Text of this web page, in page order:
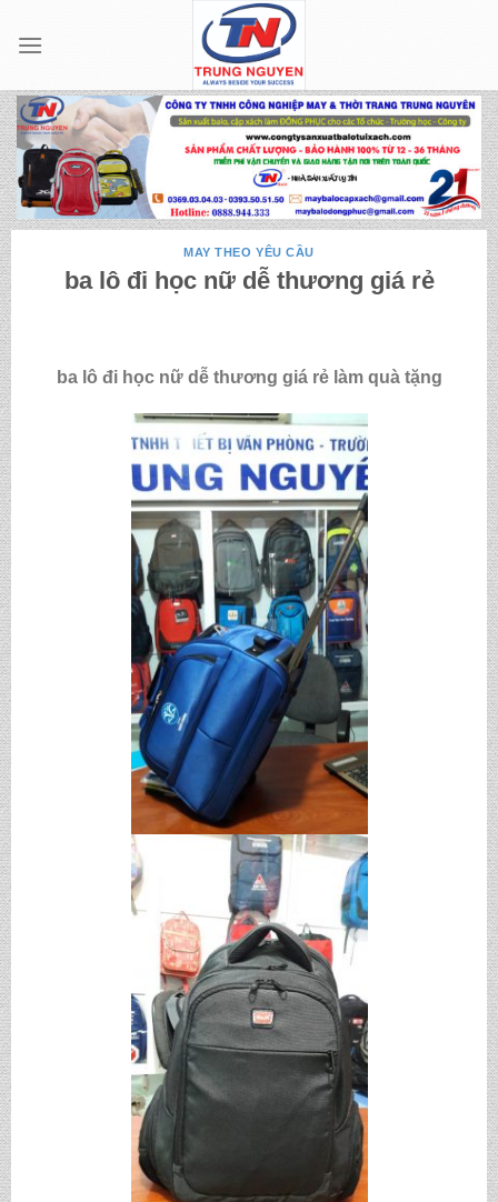
MAY THEO YÊU CẦU
ba lô đi học nữ dễ thương giá rẻ
ba lô đi học nữ dễ thương giá rẻ làm quà tặng